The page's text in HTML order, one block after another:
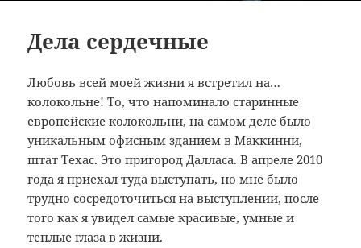
Дела сердечные
Любовь всей моей жизни я встретил на…
колокольне! То, что напоминало старинные
европейские колокольни, на самом деле было
уникальным офисным зданием в Маккинни,
штат Техас. Это пригород Далласа. В апреле 2010
года я приехал туда выступать, но мне было
трудно сосредоточиться на выступлении, после
того как я увидел самые красивые, умные и
теплые глаза в жизни.